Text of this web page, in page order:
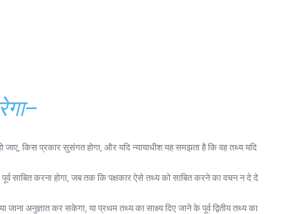
जाए, किस प्रकार सुसंगत होगा, और यदि न्यायाधीश यह समझता है कि वह तथ्य यदि
पूर्व साबित करना होगा, जब तक कि पक्षकार ऐसे तथ्य को साबित करने का वचन न दे दे
अनुज्ञात कर सकेगा, या प्रथम तथ्य का साक्ष्य दिए जाने के पूर्व द्वितीय तथ्य का